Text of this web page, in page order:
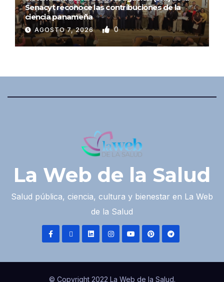
Senacyt reconoce las contribuciones de la
ciencia panameña
AGOSTO 7, 2026 0
La Web de la Salud
Salud pública, ciencia, cultura y bienestar en La Web
de la Salud
© Copyright 2022 La Web de la Salud.